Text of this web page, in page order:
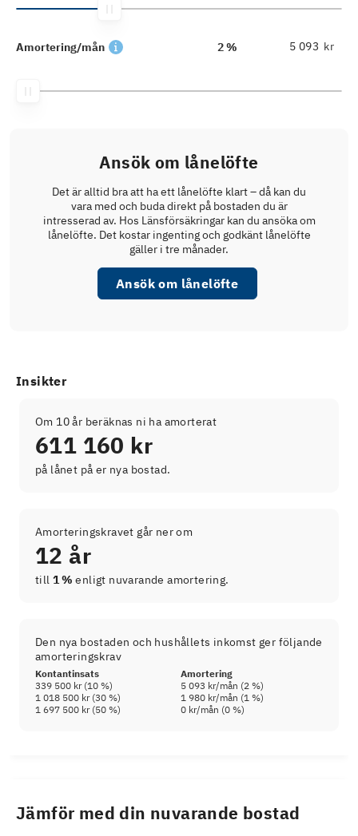
Amortering/mån 2 % kr
Ansök om lånelöfte
Det är alltid bra att ha ett lånelöfte klart – då kan du
vara med och buda direkt på bostaden du är
intresserad av. Hos Länsförsäkringar kan du ansöka om
lånelöfte. Det kostar ingenting och godkänt lånelöfte
gäller i tre månader.
Ansök om lånelöfte
Insikter
Om 10 år beräknas ni ha amorterat
611 160 kr
på lånet på er nya bostad.
Amorteringskravet går ner om
12 år
till 1 % enligt nuvarande amortering.
Den nya bostaden och hushållets inkomst ger följande
amorteringskrav
Kontantinsats
Amortering
339 500 kr(10 %) 5 093 kr/mån (2 %)
1 018 500 kr(30 %) 1 980 kr/mån (1 %)
1 697 500 kr(50 %) 0 kr/mån (0 %)
Jämför med din nuvarande bostad